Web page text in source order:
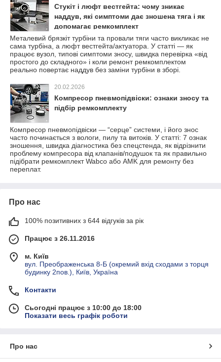
Стукіт і люфт вестгейта: чому зникає
наддув, які симптоми дає зношена тяга і як
допомагає ремкомплект
Металевий брязкіт турбіни та провали тяги часто викликає не
сама турбіна, а люфт вестгейта/актуатора. У статті — як
працює вузол, типові симптоми зносу, швидка перевірка «від
простого до складного» і коли ремонт ремкомплектом
реально повертає наддув без заміни турбіни в зборі.
20.02.2026
Компресор пневмопідвіски: ознаки зносу та
підбір ремкомплекту
Компресор пневмопідвіски — “серце” системи, і його знос
часто починається з вологи, пилу та витоків. У статті: 7 ознак
зношення, швидка діагностика без спецстенда, як відрізнити
проблему компресора від клапанів/подушок та як правильно
підібрати ремкомплект Wabco або AMK для ремонту без
переплат.
Про нас
100% позитивних з 644 відгуків за рік
Працює з 26.11.2016
м. Київ
вул. Преображенська 8-Б (окремий вхід сходами з торця
будинку 2пов.), Київ, Україна
Контакти
Сьогодні працює з 10:00 до 18:00
Показати весь графік роботи
Про нас